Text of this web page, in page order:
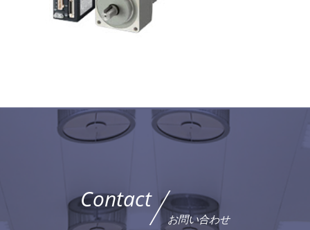
Contact
お問い合わせ